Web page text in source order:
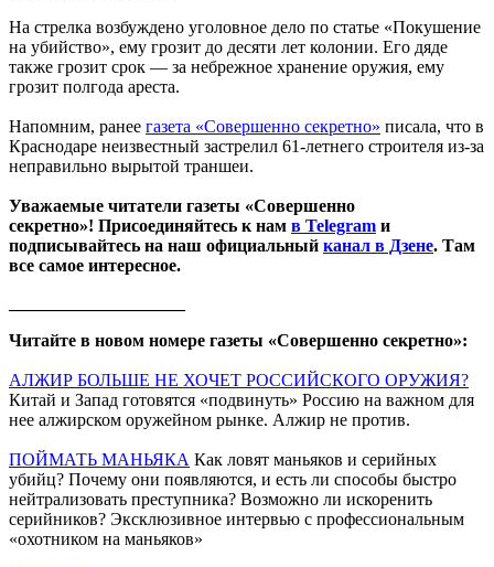
На стрелка возбуждено уголовное дело по статье «Покушение
на убийство», ему грозит до десяти лет колонии. Его дяде
также грозит срок — за небрежное хранение оружия, ему
грозит полгода ареста.
Напомним, ранее газета «Совершенно секретно» писала, что в
Краснодаре неизвестный застрелил 61-летнего строителя из-за
неправильно вырытой траншеи.
Уважаемые читатели газеты «Совершенно
секретно»! Присоединяйтесь к нам в Telegram и
подписывайтесь на наш официальный канал в Дзене. Там
все самое интересное.
Читайте в новом номере газеты «Совершенно секретно»:
АЛЖИР БОЛЬШЕ НЕ ХОЧЕТ РОССИЙСКОГО ОРУЖИЯ?
Китай и Запад готовятся «подвинуть» Россию на важном для
нее алжирском оружейном рынке. Алжир не против.
ПОЙМАТЬ МАНЬЯКА Как ловят маньяков и серийных
убийц? Почему они появляются, и есть ли способы быстро
нейтрализовать преступника? Возможно ли искоренить
серийников? Эксклюзивное интервью с профессиональным
«охотником на маньяков»